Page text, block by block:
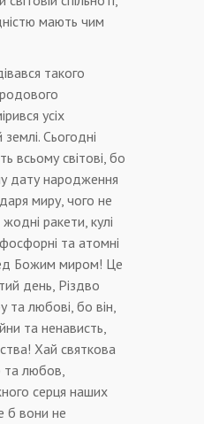
мають чим
такого
усіх
Сьогодні
всьому світові, бо
дату народження
миру, чого не
ракети, кулі
та атомні
Божим миром! Це
день, Різдво
та любові, бо він,
та ненависть,
Хай святкова
та любов,
серця наших
б вони не